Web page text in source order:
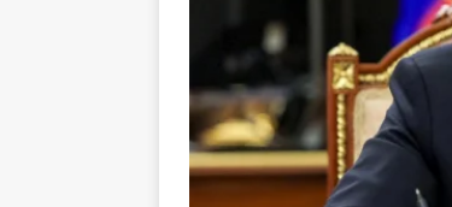
[ 04/08/
sistema
[ 04/08/
[ 05/08/